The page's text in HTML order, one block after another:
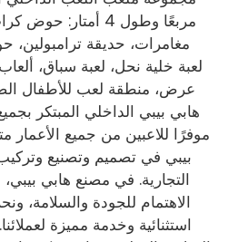
مربعًا وطول 4
مغامرات، حديقة
لعبة خلية نحل، لعبة سباق،
عرض، منطقة لعب للأطفال
هابي بيبي الداخلي المبتكر
موفرًا للاعبين من جميع الأعمار
بيبي في تصميم وتصنيع
التجارية. في مصنع هابي
الاهتمام للجودة والسلامة،
استثنائية وخدمة مميزة